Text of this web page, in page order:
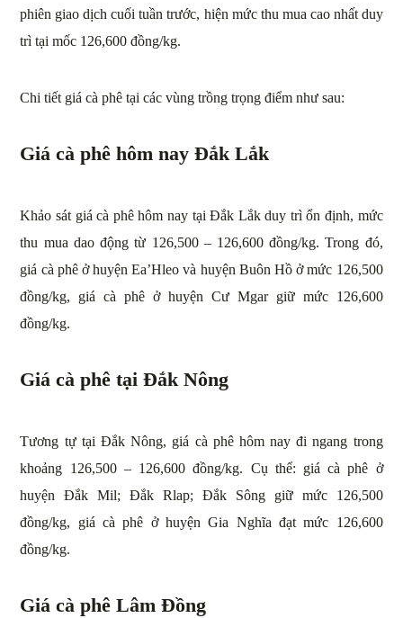
phiên giao dịch cuối tuần trước, hiện mức thu mua cao nhất duy
trì tại mốc 126,600 đồng/kg.
Chi tiết giá cà phê tại các vùng trồng trọng điểm như sau:
Giá cà phê hôm nay Đắk Lắk
Khảo sát giá cà phê hôm nay tại Đắk Lắk duy trì ổn định, mức
thu mua dao động từ 126,500 – 126,600 đồng/kg. Trong đó,
giá cà phê ở huyện Ea’Hleo và huyện Buôn Hồ ở mức 126,500
đồng/kg, giá cà phê ở huyện Cư Mgar giữ mức 126,600
đồng/kg.
Giá cà phê tại Đắk Nông
Tương tự tại Đắk Nông, giá cà phê hôm nay đi ngang trong
khoảng 126,500 – 126,600 đồng/kg. Cụ thể: giá cà phê ở
huyện Đắk Mil; Đắk Rlap; Đắk Sông giữ mức 126,500
đồng/kg, giá cà phê ở huyện Gia Nghĩa đạt mức 126,600
đồng/kg.
Giá cà phê Lâm Đồng